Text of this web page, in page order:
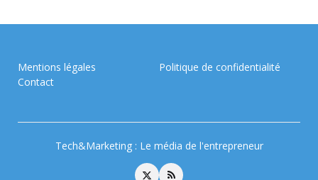
Mentions légales
Politique de confidentialité
Contact
Tech&Marketing : Le média de l'entrepreneur